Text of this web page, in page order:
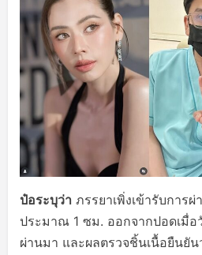
ป๋อระบุว่า ภรรยาเพิ่งเข้ารับการ
ประมาณ 1 ซม. ออกจากปอดเมื่
ผ่านมา และผลตรวจชิ้นเนื้อยืนยัน